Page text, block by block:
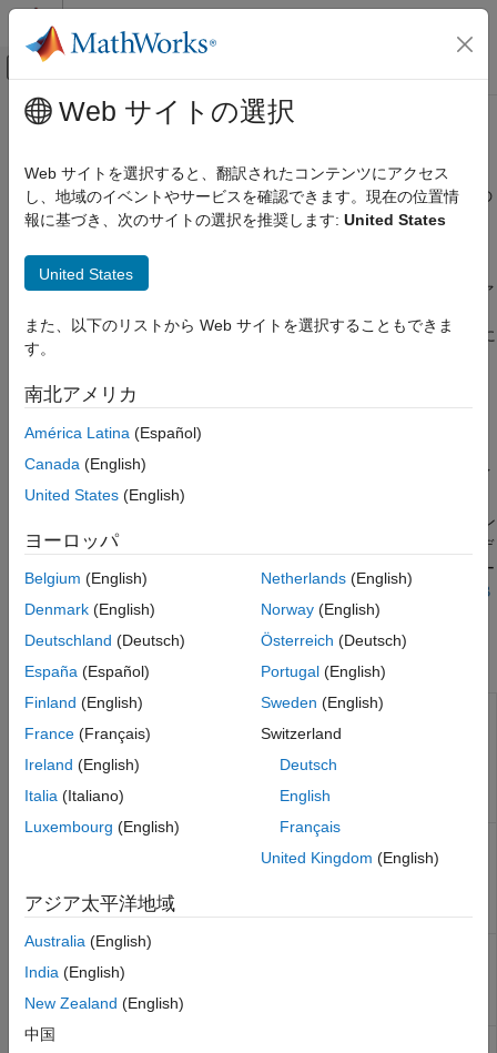
コンテンツへスキップ
オフキャンバス ナビゲーション メ
ドキュメンテーションのホーム
MATLAB Compiler SDK
MATLAB Compiler SDK 入門
MATLAB 関数のパッケージ化
C 共有ライブラリの統合
C++ 共有ライブラリの統合
Java パッケージの統合
MATLAB Production Server による企業での
デプロイ
MATLAB Runtime
メインコンテンツ
MATLAB Runtime
コンパイルされた MATLAB® 関数を使用するアプリケーションの
配布
いシステム上でコンパイルされた MATLAB コードの実行を可能
にする、共有ライブラリ、MATLAB コード、およびその他のファ
関数を含むアプリケーションは、MATLAB Runtimeライブラリに
アクセスする必要があります。
MATLAB Runtimeを含むアプリケーション インストーラーを作
成するには、インストーラーの作成に使用された MATLAB と、
Runtimeインストーラーをダウンロードする必要があります。イ
ンストーラーなしでパッケージ化された MATLAB アプリケーシ
ョンを配布するには、エンド ユーザーはアプリケーションのコン
パイルに使用された MATLAB のバージョンが一致する (アップデ
インストーラー
をダウンロードする必要があります。詳細については、
MATLAB
Runtime のダウンロードとインストールを参照してください。
関数
mcrinstaller
現在のプラットフォ
mcrversion
ョンに対応する
返す
compiler.runtime.createDockerImage
compiler.runtime.customInstaller
Web サイトの選択
Web サイトを選択すると、翻訳されたコンテンツにアクセス
し、地域のイベントやサービスを確認できます。現在の位置情
報に基づき、次のサイトの選択を推奨します: United States
United States
また、以下のリストから Web サイトを選択することもできま
す。
南北アメリカ
América Latina (Español)
Canada (English)
United States (English)
ヨーロッパ
Belgium (English)
Denmark (English)
Deutschland (Deutsch)
España (Español)
Finland (English)
France (Français)
Ireland (English)
Italia (Italiano)
Luxembourg (English)
Netherlands(English)
Norway(English)
Österreich (Deutsch)
Portugal(English)
Sweden (English)
Switzerland
Deutsch
English
Français
United Kingdom (English)
アジア太平洋地域
Australia (English)
India (English)
New Zealand (English)
中国